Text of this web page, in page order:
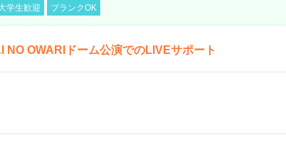
学生歓迎 ブランクOK
OWARIドーム公演でのLIVEサポート